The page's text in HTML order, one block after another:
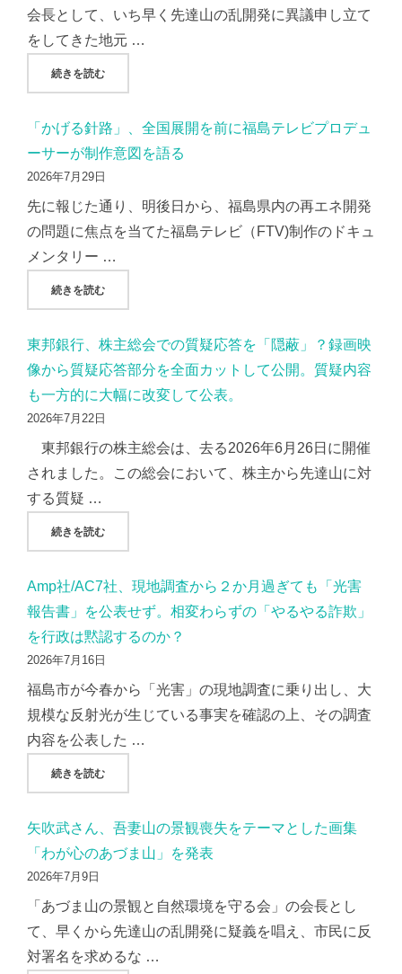
会長として、いち早く先達山の乱開発に異議申し立て
をしてきた地元 …
続きを読む"『朝日新聞』、吾妻山の景観破壊をテーマにした矢吹さん
「かげる針路」、全国展開を前に福島テレビプロデュ
ーサーが制作意図を語る
2026年7月29日
先に報じた通り、明後日から、福島県内の再エネ開発
の問題に焦点を当てた福島テレビ（FTV)制作のドキュ
メンタリー …
続きを読む"「かげる針路」、全国展開を前に福島テレビプロデューサ
東邦銀行、株主総会での質疑応答を「隠蔽」？録画映
像から質疑応答部分を全面カットして公開。質疑内容
も一方的に大幅に改変して公表。
2026年7月22日
東邦銀行の株主総会は、去る2026年6月26日に開催
されました。この総会において、株主から先達山に対
する質疑 …
続きを読む"東邦銀行、株主総会での質疑応答を「隠蔽」？録画映像か
Amp社/AC7社、現地調査から２か月過ぎても「光害
報告書」を公表せず。相変わらずの「やるやる詐欺」
を行政は黙認するのか？
2026年7月16日
福島市が今春から「光害」の現地調査に乗り出し、大
規模な反射光が生じている事実を確認の上、その調査
内容を公表した …
続きを読む"AMP社/AC7社、現地調査から２か月過ぎても「光害報告
矢吹武さん、吾妻山の景観喪失をテーマとした画集
「わが心のあづま山」を発表
2026年7月9日
「あづま山の景観と自然環境を守る会」の会長とし
て、早くから先達山の乱開発に疑義を唱え、市民に反
対署名を求めるな …